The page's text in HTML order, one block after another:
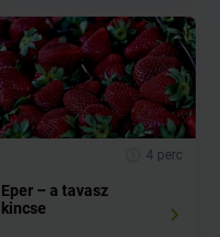
4 perc
Eper – a tavasz
kincse